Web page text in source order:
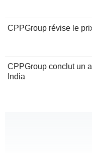
CPPGroup révise le
CPPGroup conclut un
India